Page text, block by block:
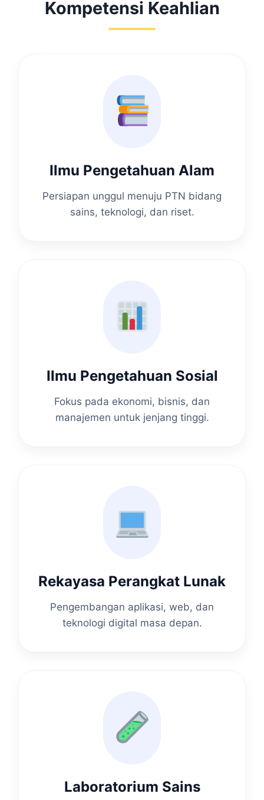
Kompetensi Keahlian
Ilmu Pengetahuan Alam
Persiapan unggul menuju PTN bidang
sains, teknologi, dan riset.
Ilmu Pengetahuan Sosial
Fokus pada ekonomi, bisnis, dan
manajemen untuk jenjang tinggi.
Rekayasa Perangkat Lunak
Pengembangan aplikasi, web, dan
teknologi digital masa depan.
Laboratorium Sains